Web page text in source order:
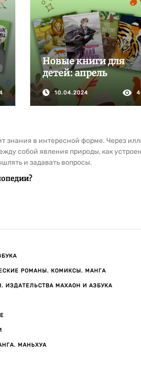
Новые книги для
детей: апрель
10.04.2024
знания в интересной форме. Через
собой явления природы, как
и задавать вопросы.
связи, а не только запоминать
в 7 лет, когда ребенок идет в
веру.
детей, охватывающие разные области
и повседневная жизнь.
РОМАНЫ. КОМИКСЫ. МАНГА
ИЗДАТЕЛЬСТВА МАХАОН И АЗБУКА
МАНЬХУА